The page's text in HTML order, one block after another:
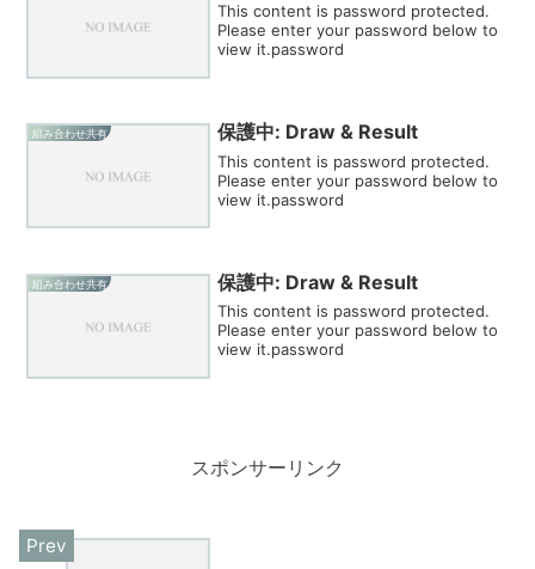
This content is password protected.
Please enter your password below to
view it.password
組み合わせ共有 保護中: Draw & Result
This content is password protected.
Please enter your password below to
view it.password
組み合わせ共有 保護中: Draw & Result
This content is password protected.
Please enter your password below to
view it.password
スポンサーリンク